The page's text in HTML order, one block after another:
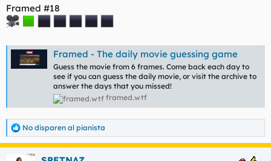
e
m
a
Framed #18
Framed - The daily movie guessing game
Guess the movie from 6 frames. Come back each day to
see if you can guess the daily movie, or visit the archive to
answer the days that you missed!
framed.wtf
R
e
a
No disparen al pianista